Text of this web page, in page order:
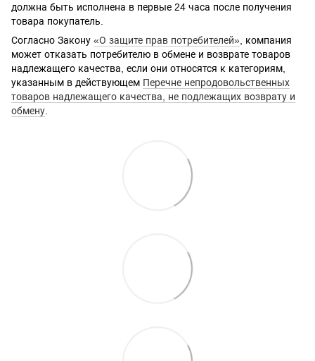
должна быть исполнена в первые 24 часа после получения
товара покупатель.
Согласно Закону «О защите прав потребителей» , компания
может отказать потребителю в обмене и возврате товаров
надлежащего качества, если они относятся к категориям,
указанным в действующем Перечне непродовольственных
товаров надлежащего качества, не подлежащих возврату и
обмену